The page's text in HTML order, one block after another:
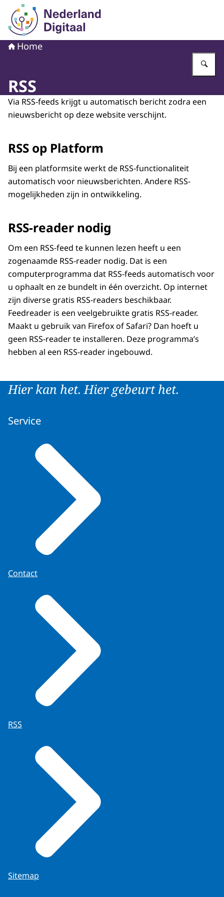
Naar de homepage van Nederland Digitaal
Home
RSS
Via RSS-feeds krijgt u automatisch bericht zodra een
nieuwsbericht op deze website verschijnt.
RSS op Platform
Bij een platformsite werkt de RSS-functionaliteit
automatisch voor nieuwsberichten. Andere RSS-
mogelijkheden zijn in ontwikkeling.
RSS-reader nodig
Om een RSS-feed te kunnen lezen heeft u een
zogenaamde RSS-reader nodig. Dat is een
computerprogramma dat RSS-feeds automatisch voor
u ophaalt en ze bundelt in één overzicht. Op internet
zijn diverse gratis RSS-readers beschikbaar.
Feedreader is een veelgebruikte gratis RSS-reader.
Maakt u gebruik van Firefox of Safari? Dan hoeft u
geen RSS-reader te installeren. Deze programma’s
hebben al een RSS-reader ingebouwd.
Hier kan het. Hier gebeurt het.
Service
Contact
RSS
Sitemap